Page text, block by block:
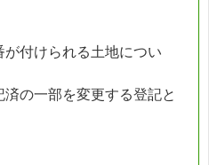
付けられる土地につい
の一部を変更する登記と